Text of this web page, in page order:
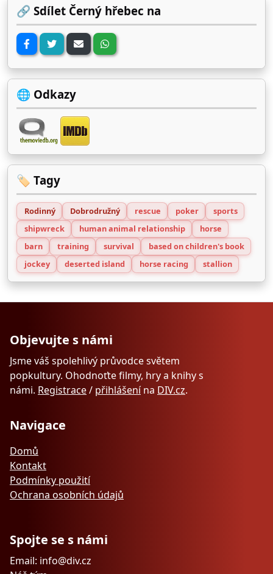
🔗 Sdílet Černý hřebec na
🌐 Odkazy
🏷️ Tagy
Rodinný Dobrodružný rescue poker
sports
shipwreck
human animal relationship
horse
barn
training survival
based on children's book
jockey
deserted island horse racing stallion
Objevujte s námi
Jsme váš spolehlivý průvodce světem
popkultury. Ohodnoťte filmy, hry a knihy s
námi. Registrace/ přihlášenína DIV.cz.
Navigace
Domů
Kontakt
Podmínky použití
Ochrana osobních údajů
Spojte se s námi
Email: info@div.cz